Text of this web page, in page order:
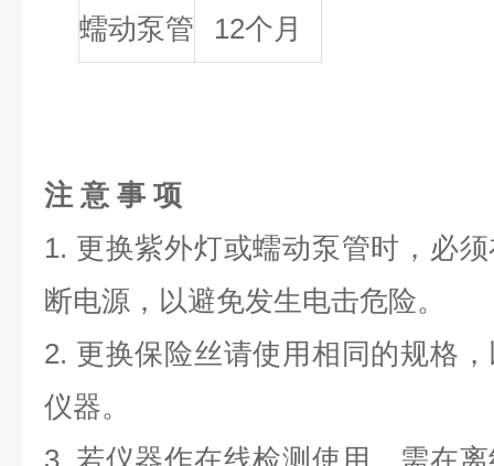
蠕动泵管 12个月
注 意 事 项
1. 更换紫外灯或蠕动泵管时，必
断电源，以避免发生电击危险。
2. 更换保险丝请使用相同的规格
仪器。
3. 若仪器作在线检测使用，需在